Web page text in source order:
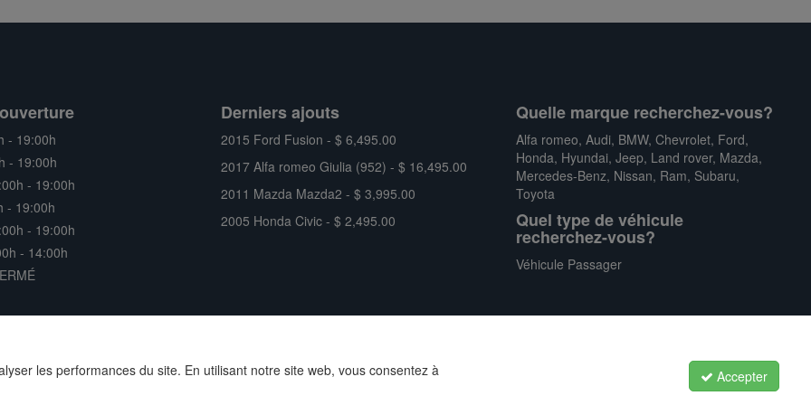
- 19:00h
- 19:00h
- 19:00h
- 19:00h
- 19:00h
- 14:00h
Derniers ajouts
2015 Ford Fusion - $ 6,495.00
2017 Alfa romeo Giulia (952) - $ 16,495.00
2011 Mazda Mazda2 - $ 3,995.00
2005 Honda Civic - $ 2,495.00
Quelle marque recherchez-vous?
Alfa romeo, Audi, BMW, Chevrolet, Ford,
Honda, Hyundai, Jeep, Land rover, Mazda,
Mercedes-Benz, Nissan, Ram, Subaru,
Toyota
Quel type de véhicule
recherchez-vous?
Véhicule Passager
Conditions générales
les performances du site. En utilisant notre site web, vous consentez à
Accepter